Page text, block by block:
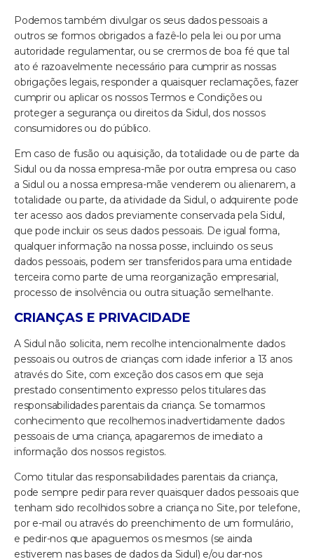
Podemos também divulgar os seus dados pessoais a
outros se formos obrigados a fazê-lo pela lei ou por uma
autoridade regulamentar, ou se crermos de boa fé que tal
ato é razoavelmente necessário para cumprir as nossas
obrigações legais, responder a quaisquer reclamações, fazer
cumprir ou aplicar os nossos Termos e Condições ou
proteger a segurança ou direitos da Sidul, dos nossos
consumidores ou do público.
Em caso de fusão ou aquisição, da totalidade ou de parte da
Sidul ou da nossa empresa-mãe por outra empresa ou caso
a Sidul ou a nossa empresa-mãe venderem ou alienarem, a
totalidade ou parte, da atividade da Sidul, o adquirente pode
ter acesso aos dados previamente conservada pela Sidul,
que pode incluir os seus dados pessoais. De igual forma,
qualquer informação na nossa posse, incluindo os seus
dados pessoais, podem ser transferidos para uma entidade
terceira como parte de uma reorganização empresarial,
processo de insolvência ou outra situação semelhante.
CRIANÇAS E PRIVACIDADE
A Sidul não solicita, nem recolhe intencionalmente dados
pessoais ou outros de crianças com idade inferior a 13 anos
através do Site, com exceção dos casos em que seja
prestado consentimento expresso pelos titulares das
responsabilidades parentais da criança. Se tomarmos
conhecimento que recolhemos inadvertidamente dados
pessoais de uma criança, apagaremos de imediato a
informação dos nossos registos.
Como titular das responsabilidades parentais da criança,
pode sempre pedir para rever quaisquer dados pessoais que
tenham sido recolhidos sobre a criança no Site, por telefone,
por e-mail ou através do preenchimento de um formulário,
e pedir-nos que apaguemos os mesmos (se ainda
estiverem nas bases de dados da Sidul) e/ou dar-nos